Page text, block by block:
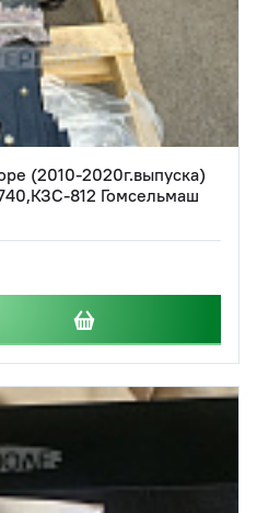
(2010-2020г.выпуска)
812 Гомсельмаш